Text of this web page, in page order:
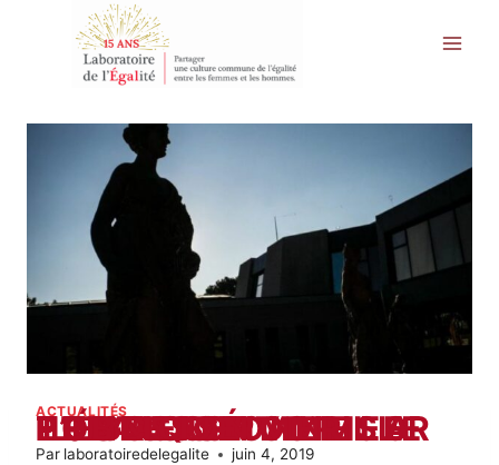
ACTUALITÉS
IL FAUT FAVORISER L’ÉGALITÉ PROFESSIONNELLE FEMMES-HOMMES POUR TRANSFORMER LA FONCTION PUBLIQUE
Par laboratoiredelegalite juin 4, 2019